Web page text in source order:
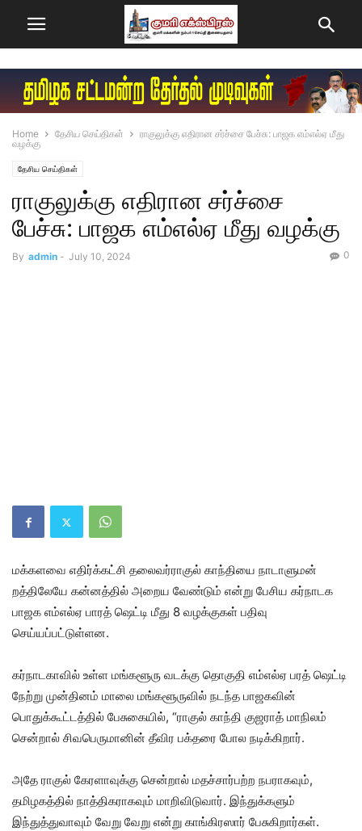
Home தேசிய செய்திகள்
ராகுலுக்கு எதிரான சர்ச்சை பேச்சு: பாஜக எம்எல்ஏ மீது
வழக்கு
தேசிய செய்திகள்
ராகுலுக்கு எதிரான சர்ச்சை
பேச்சு: பாஜக எம்எல்ஏ மீது வழக்கு
By admin - July 10, 2024 0
மக்களவை எதிர்க்கட்சி தலைவர்ராகுல் காந்தியை நாடாளுமன்
றத்திலேயே கன்னத்தில் அறைய வேண்டும் என்று பேசிய கர்நாடக
பாஜக எம்எல்ஏ பாரத் ஷெட்டி மீது 8 வழக்குகள் பதிவு
செய்யப்பட்டுள்ளன.
கர்நாடகாவில் உள்ள‌ மங்களூரு வடக்கு தொகுதி எம்எல்ஏ பரத் ஷெட்டி
நேற்று முன்தினம் மாலை மங்களூருவில் நடந்த பாஜகவின்
பொதுக்கூட்டத்தில் பேசுகையில், “ராகுல் காந்தி குஜராத் மாநிலம்
சென்றால் சிவபெருமானின் தீவிர பக்தரை போல நடிக்கிறார்.
அதே ராகுல் கேரளாவுக்கு சென்றால் மதச்சார்பற்ற நபராகவும்,
தமிழகத்தில் நாத்திகராகவும் மாறிவிடுவார். இந்துக்களும்
இந்துத்துவாவும் வேறு வேறு என்று காங்கிரஸார் பேசுகிறார்கள்.